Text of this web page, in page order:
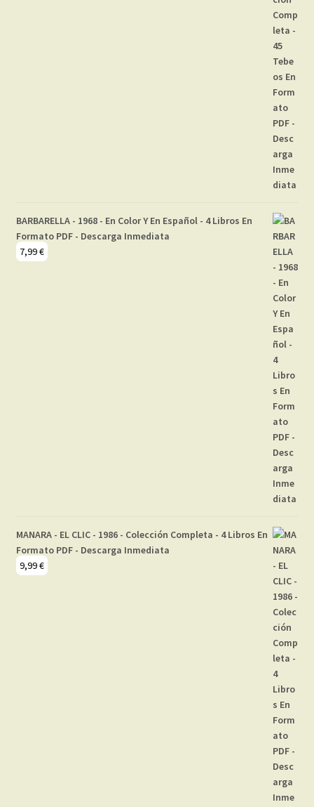
BARBARELLA - 1968 - En Color Y En Español - 4 Libros En
Formato PDF - Descarga Inmediata
7,99€
MANARA - EL CLIC - 1986 - Colección Completa - 4 Libros En
Formato PDF - Descarga Inmediata
9,99€